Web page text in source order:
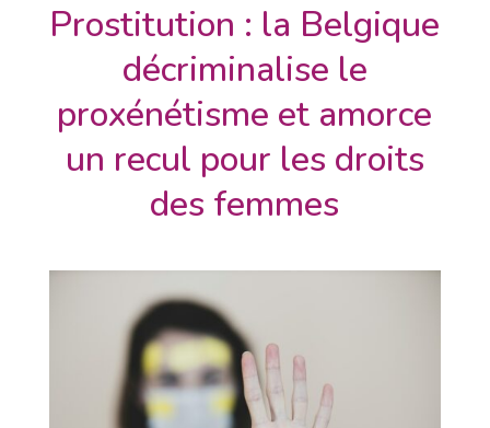
Prostitution : la Belgique
décriminalise le
proxénétisme et amorce
un recul pour les droits
des femmes